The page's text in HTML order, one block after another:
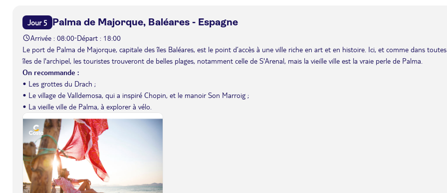
Jour 5 Palma de Majorque, Baléares - Espagne
Arrivée : 08:00-Départ : 18:00
Le port de Palma de Majorque, capitale des îles Baléares, est le point d’accès à une ville riche en art et en histoire. Ici, et comme dans
îles de l'archipel, les touristes trouveront de belles plages, notamment celle de S'Arenal, mais la vieille ville est la vraie perle de Palma.
On recommande :
• Les grottes du Drach ;
• Le village de Valldemosa, qui a inspiré Chopin, et le manoir Son Marroig ;
• La vieille ville de Palma, à explorer à vélo.